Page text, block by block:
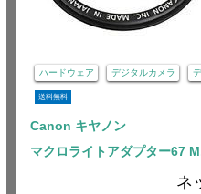
ハードウェア デジタルカメラ
送料無料
Canon キヤノン
マクロライトアダプター67
ネ